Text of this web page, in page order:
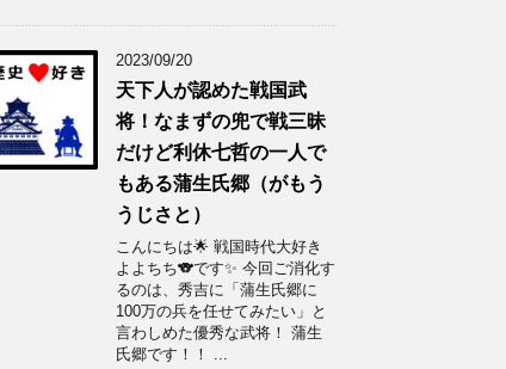
2023/09/20
天下人が認めた戦国武
将！なまずの兜で戦三昧
だけど利休七哲の一人で
もある蒲生氏郷（がもう
うじさと）
こんにちは🌟 戦国時代大好き
よよちち🐨です✨ 今回ご消化す
るのは、秀吉に「蒲生氏郷に
100万の兵を任せてみたい」と
言わしめた優秀な武将！ 蒲生
氏郷です！！ ...